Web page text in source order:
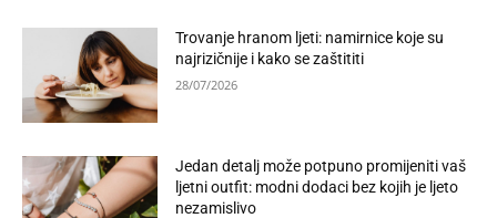
Trovanje hranom ljeti: namirnice koje su
najrizičnije i kako se zaštititi
28/07/2026
Jedan detalj može potpuno promijeniti vaš
ljetni outfit: modni dodaci bez kojih je ljeto
nezamislivo